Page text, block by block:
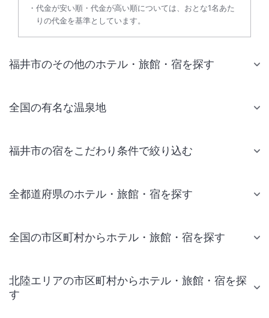
代金が安い順・代金が高い順については、おとな1名あた
りの代金を基準としています。
福井市のその他のホテル・旅館・宿を探す
全国の有名な温泉地
福井市の宿をこだわり条件で絞り込む
全都道府県のホテル・旅館・宿を探す
全国の市区町村からホテル・旅館・宿を探す
北陸エリアの市区町村からホテル・旅館・宿を探
す